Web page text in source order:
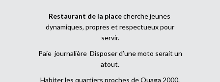
Restaurant de la placecherche jeunes
dynamiques, propres et respectueux pour
servir.
Paie journalière Disposer d’une moto serait un
atout.
Habiter les quartiers proches de Ouaga 2000.